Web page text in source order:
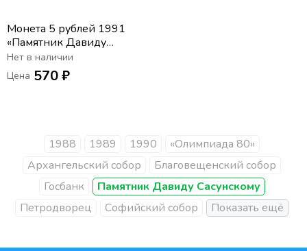
Монета 5 рублей 1991
«Памятник Давиду
Сасунскому в Ереване» в
запайке
Нет в наличии
Цена 570 ₽
1988 1989 1990
«Олимпиада 80»
Архангельский собор
Благовещенский собор
Госбанк
Памятник Давиду Сасунскому
Петродворец
Софийский собор